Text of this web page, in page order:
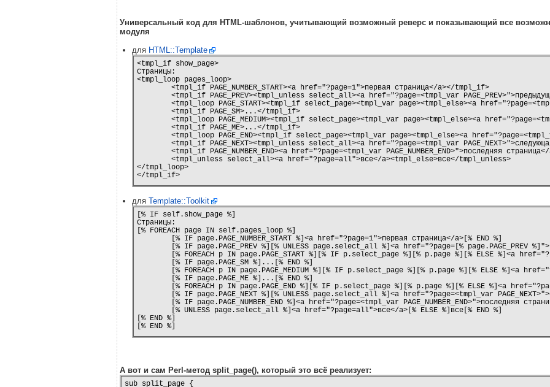
Универсальный код для HTML-шаблонов, учитывающий возможный реверс и показывающий все
модуля
для HTML::Template
<tmpl_if show_page>
Страницы:
<tmpl_loop pages_loop>
</tmpl_loop>
</tmpl_if>
для Template::Toolkit
[% IF self.show_page %]
Страницы:
[% FOREACH page IN self.pages_loop %]
[% END %]
[% END %]
А вот и сам Perl-метод split_page(), который это всё реализует:
sub split_page {